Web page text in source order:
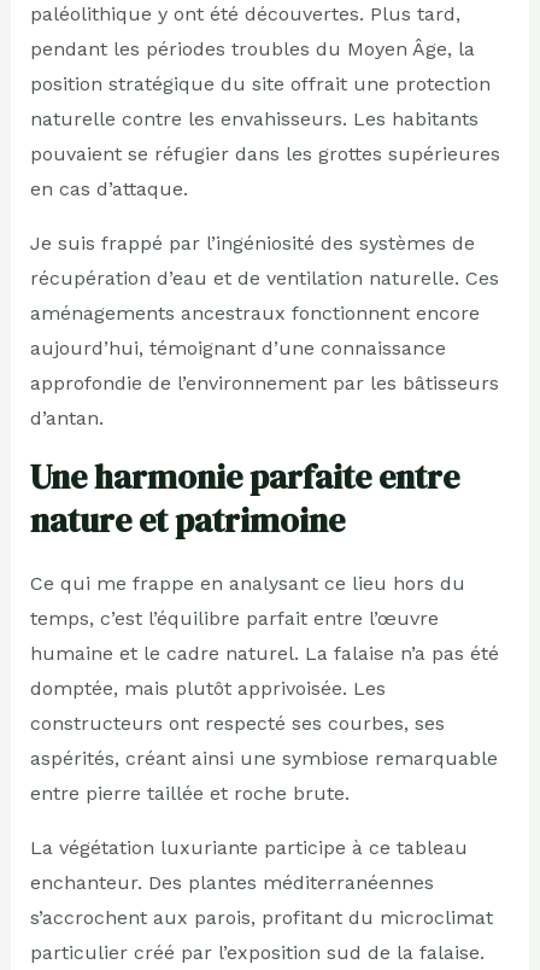
paléolithique y ont été découvertes. Plus tard,
pendant les périodes troubles du Moyen Âge, la
position stratégique du site offrait une protection
naturelle contre les envahisseurs. Les habitants
pouvaient se réfugier dans les grottes supérieures
en cas d’attaque.
Je suis frappé par l’ingéniosité des systèmes de
récupération d’eau et de ventilation naturelle. Ces
aménagements ancestraux fonctionnent encore
aujourd’hui, témoignant d’une connaissance
approfondie de l’environnement par les bâtisseurs
d’antan.
Une harmonie parfaite entre
nature et patrimoine
Ce qui me frappe en analysant ce lieu hors du
temps, c’est l’équilibre parfait entre l’œuvre
humaine et le cadre naturel. La falaise n’a pas été
domptée, mais plutôt apprivoisée. Les
constructeurs ont respecté ses courbes, ses
aspérités, créant ainsi une symbiose remarquable
entre pierre taillée et roche brute.
La végétation luxuriante participe à ce tableau
enchanteur. Des plantes méditerranéennes
s’accrochent aux parois, profitant du microclimat
particulier créé par l’exposition sud de la falaise.